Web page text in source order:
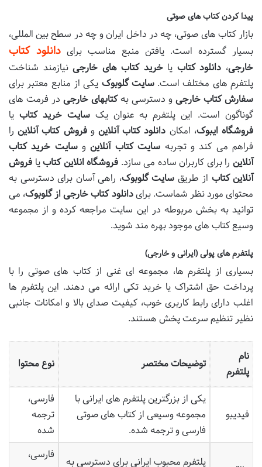
پیدا کردن کتاب های صوتی
بازار کتاب های صوتی، چه در داخل ایران و چه در سطح بین المللی،
بسیار گسترده است. یافتن منبع مناسب برای دانلود کتاب
خارجی، دانلود کتاب یاخرید کتاب های خارجینیازمند شناخت
پلتفرم های مختلف است.سایت گلوبوک یکی از منابع معتبر برای
سفارش کتاب خارجی و دسترسی بهکتابهای خارجی در فرمت های
گوناگون است. این پلتفرم به عنوان یکسایت خرید کتاب یا
فروشگاه ایبوک، امکان دانلود کتاب آنلاینوفروش کتاب آنلاینرا
فراهم می کند و تجربه سایت کتاب آنلاینوسایت خرید کتاب
آنلاینرا برای کاربران ساده می سازد. فروشگاه انلاین کتابیا فروش
آنلاین کتاب از طریق سایت گلوبوک، راهی آسان برای دسترسی به
محتوای مورد نظر شماست. برایدانلود کتاب خارجی از گلوبوک، می
توانید به بخش مربوطه در این سایت مراجعه کرده و از مجموعه
وسیع کتاب های موجود بهره مند شوید.
پلتفرم های پولی (ایرانی و خارجی)
بسیاری از پلتفرم ها، مجموعه ای غنی از کتاب های صوتی را با
پرداخت حق اشتراک یا خرید تکی ارائه می دهند. این پلتفرم ها
اغلب دارای رابط کاربری خوب، کیفیت صدای بالا و امکانات جانبی
نظیر تنظیم سرعت پخش هستند.
نام
پلتفرم
توضیحات مختصر نوع محتوا
فیدیبو
یکی از بزرگترین پلتفرم های ایرانی با
مجموعه وسیعی از کتاب های صوتی
فارسی و ترجمه شده.
فارسی،
ترجمه
شده
پلتفرم محبوب ایرانی برای دسترسی به
فارسی،